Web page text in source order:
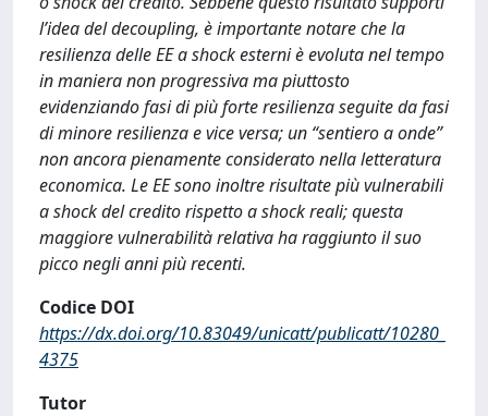
l’idea del decoupling, è importante notare che la
resilienza delle EE a shock esterni è evoluta nel tempo
in maniera non progressiva ma piuttosto
evidenziando fasi di più forte resilienza seguite da fasi
di minore resilienza e vice versa; un “sentiero a onde”
non ancora pienamente considerato nella letteratura
economica. Le EE sono inoltre risultate più vulnerabili
a shock del credito rispetto a shock reali; questa
maggiore vulnerabilità relativa ha raggiunto il suo
picco negli anni più recenti.
Codice DOI
https://dx.doi.org/10.83049/unicatt/publicatt/10280_
4375
Tutor